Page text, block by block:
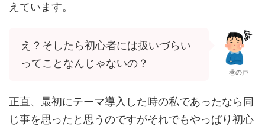
えています。
え？そしたら初心者には扱いづらい
ってことなんじゃないの？
巷の声
正直、最初にテーマ導入した時の私であったなら同
じ事を思ったと思うのですがそれでもやっぱり初心